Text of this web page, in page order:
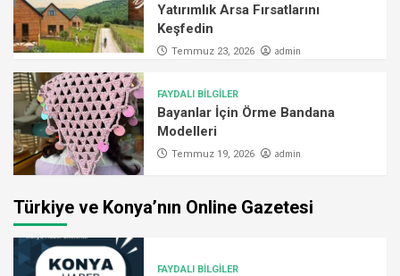
Yatırımlık Arsa Fırsatlarını
Keşfedin
Temmuz 23, 2026 admin
FAYDALI BİLGİLER
Bayanlar İçin Örme Bandana
Modelleri
Temmuz 19, 2026 admin
Türkiye ve Konya’nın Online Gazetesi
FAYDALI BİLGİLER